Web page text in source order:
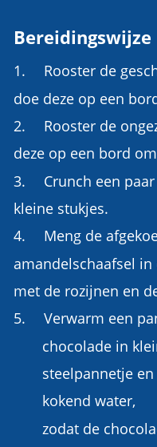
Bereidingswijze
1.
Rooster de
doe deze op een
2.
Rooster de
deze op een bord
3.
Crunch een
kleine stukjes.
4.
Meng de
amandelschaafsel
met de rozijnen en
5.
Verwarm een
chocolade in
steelpannetje
kokend water,
zodat de